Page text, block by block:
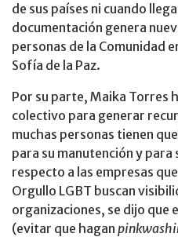
de sus países ni cuando
documentación genera
personas de la Comunidad
Sofía de la Paz.
Por su parte, Maika Torres
colectivo para generar
muchas personas tienen
para su manutención y
respecto a las empresas
Orgullo LGBT buscan
organizaciones, se dijo que
(evitar que hagan